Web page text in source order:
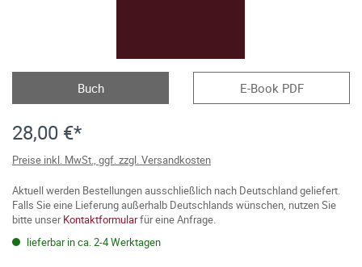
Buch E-Book PDF
28,00 €*
Preise inkl. MwSt., ggf. zzgl. Versandkosten
Aktuell werden Bestellungen ausschließlich nach Deutschland geliefert.
Falls Sie eine Lieferung außerhalb Deutschlands wünschen, nutzen Sie
bitte unserKontaktformularfür eine Anfrage.
lieferbar in ca. 2-4 Werktagen